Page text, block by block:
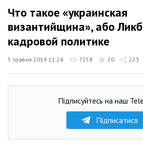
Что такое «украинская
византийщина», або
кадровой политике
5 травня 2019 11:24 7258 20 223
Підписуйтесь на наш
Підписатися